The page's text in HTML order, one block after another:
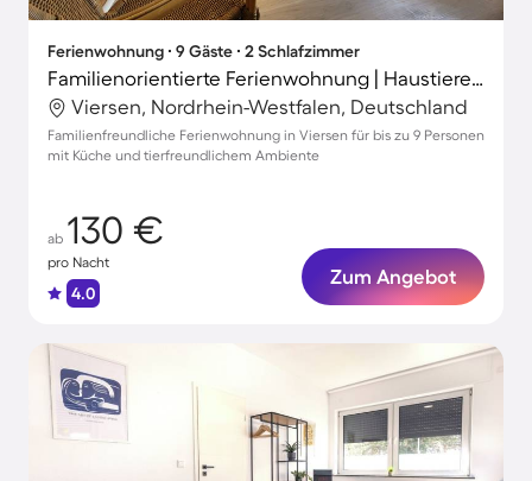
Ferienwohnung ∙ 9 Gäste ∙ 2 Schlafzimmer
Familienorientierte Ferienwohnung | Haustiere sind willkommen
Viersen, Nordrhein-Westfalen, Deutschland
Familienfreundliche Ferienwohnung in Viersen für bis zu 9 Personen
mit Küche und tierfreundlichem Ambiente
ab 130 €
pro Nacht
4.0
Zum Angebot